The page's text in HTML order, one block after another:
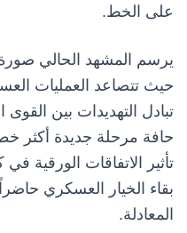
على الخط.
يرسم المشهد الحالي
حيث تتصاعد العمليات
تبادل التهديدات بين
حافة مرحلة جديدة أكثر
تأثير الاتفاقات الورقية
بقاء الخيار العسكري
المعادلة.